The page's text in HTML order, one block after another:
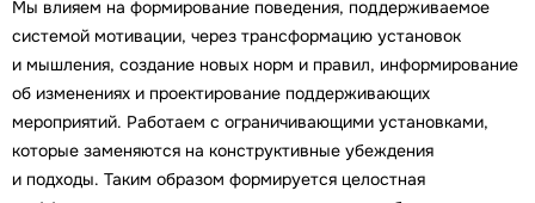
Мы влияем на формирование поведения, поддерживаемое
системой мотивации, через трансформацию установок
и мышления, создание новых норм и правил, информирование
об изменениях и проектирование поддерживающих
мероприятий. Работаем с ограничивающими установками,
которые заменяются на конструктивные убеждения
и подходы. Таким образом формируется целостная